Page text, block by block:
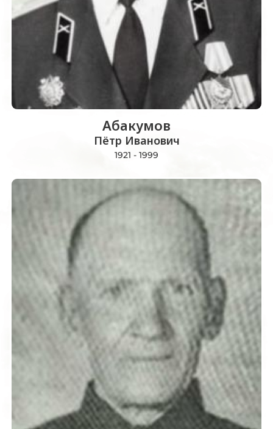
Абакумов
Пётр Иванович
1921 - 1999